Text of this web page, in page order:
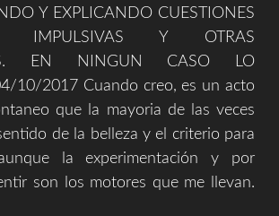
Y EXPLICANDO CUESTIONES
IMPULSIVAS Y OTRAS
EN NINGUN CASO LO
10/2017 Cuando creo, es un acto
que la mayoria de las veces
de la belleza y el criterio para
la experimentación y por
son los motores que me llevan.